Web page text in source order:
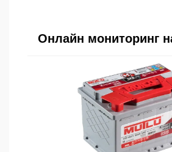
Онлайн мониторинг